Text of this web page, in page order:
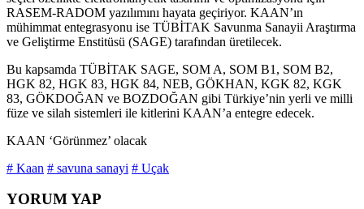
RASEM-RADOM yazılımını hayata geçiriyor. KAAN’ın
mühimmat entegrasyonu ise TÜBİTAK Savunma Sanayii Araştırma
ve Geliştirme Enstitüsü (SAGE) tarafından üretilecek.
Bu kapsamda TÜBİTAK SAGE, SOM A, SOM B1, SOM B2,
HGK 82, HGK 83, HGK 84, NEB, GÖKHAN, KGK 82, KGK
83, GÖKDOĞAN ve BOZDOĞAN gibi Türkiye’nin yerli ve milli
füze ve silah sistemleri ile kitlerini KAAN’a entegre edecek.
KAAN ‘Görünmez’ olacak
# Kaan # savuna sanayi # Uçak
YORUM YAP